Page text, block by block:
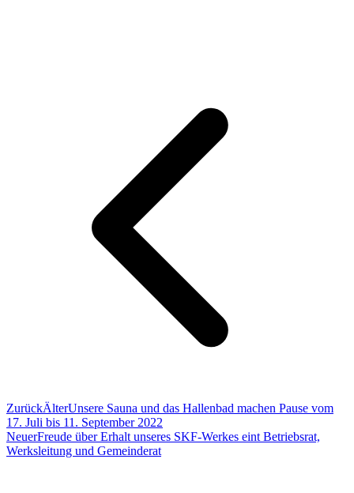
ZurückÄlterUnsere Sauna und das Hallenbad machen Pause vom
17. Juli bis 11. September 2022
NeuerFreude über Erhalt unseres SKF-Werkes eint Betriebsrat,
Werksleitung und Gemeinderat